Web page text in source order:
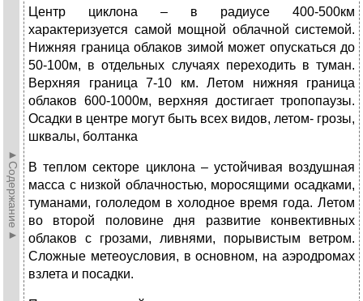
►Содержание►
Центр циклона – в радиусе 400-500км
характеризуется самой мощной облачной системой.
Нижняя граница облаков зимой может опускаться до
50-100м, в отдельных случаях переходить в туман.
Верхняя граница 7-10 км. Летом нижняя граница
облаков 600-1000м, верхняя достигает тропопаузы.
Осадки в центре могут быть всех видов, летом- грозы,
шквалы, болтанка
В теплом секторе циклона – устойчивая воздушная
масса с низкой облачностью, моросящими осадками,
туманами, гололедом в холодное время года. Летом
во второй половине дня развитие конвективных
облаков с грозами, ливнями, порывистым ветром.
Сложные метеоусловия, в основном, на аэродромах
взлета и посадки.